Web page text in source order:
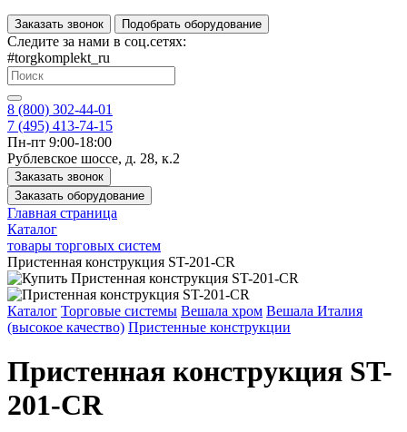
Заказать звонок Подобрать оборудование
Следите за нами в соц.сетях:
#torgkomplekt_ru
8 (800) 302-44-01
7 (495) 413-74-15
Пн-пт 9:00-18:00
Рублевское шоссе, д. 28, к.2
Заказать звонок
Заказать оборудование
Главная страница
Каталог
товары торговых систем
Пристенная конструкция ST-201-CR
Каталог Торговые системы Вешала хром Вешала Италия
(высокое качество) Пристенные конструкции
Пристенная конструкция ST-
201-CR